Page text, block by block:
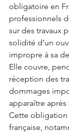
obligatoire en
professionnels
sur des travaux
solidité d’un
impropre à sa
Elle couvre,
réception des
dommages
apparaître
Cette obligation
française,